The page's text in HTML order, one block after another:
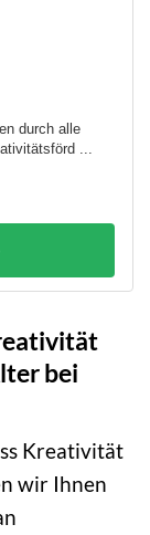
durch alle
...
bei
Kreativität
wir Ihnen